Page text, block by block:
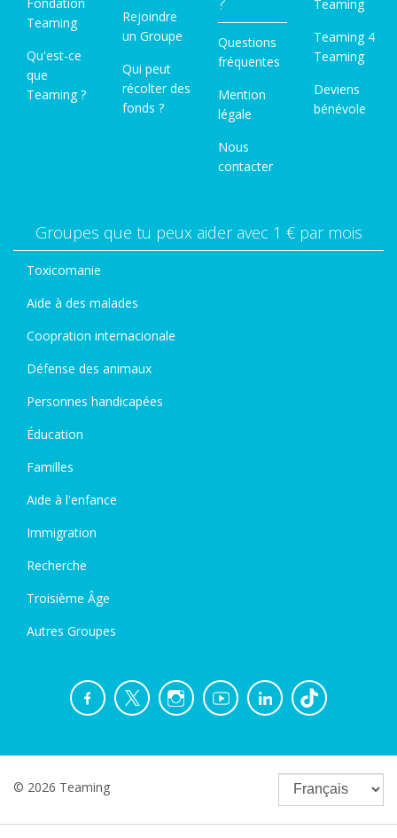
Teaming
Qu'est-ce
que
Teaming ?
Rejoindre
un Groupe
Qui peut
récolter des
fonds ?
Questions
fréquentes
Mention
légale
Nous
contacter
Teaming
Teaming 4
Teaming
Deviens
bénévole
Groupes que tu peux aider avec 1 € par mois
Toxicomanie
Aide à des malades
Coopration internacionale
Défense des animaux
Personnes handicapées
Éducation
Familles
Aide à l'enfance
Immigration
Recherche
Troisième Âge
Autres Groupes
© 2026 Teaming